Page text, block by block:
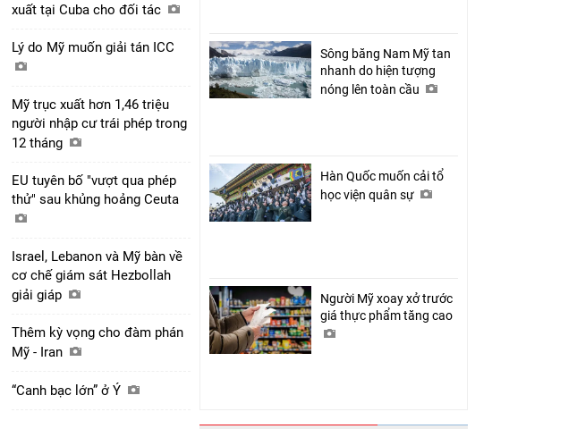
xuất tại Cuba cho đối tác
Lý do Mỹ muốn giải tán ICC
Mỹ trục xuất hơn 1,46 triệu
người nhập cư trái phép trong
12 tháng
EU tuyên bố "vượt qua phép
thử" sau khủng hoảng Ceuta
Israel, Lebanon và Mỹ bàn về
cơ chế giám sát Hezbollah
giải giáp
Thêm kỳ vọng cho đàm phán
Mỹ - Iran
“Canh bạc lớn” ở Ý
Sông băng Nam Mỹ tan
nhanh do hiện tượng
nóng lên toàn cầu
Hàn Quốc muốn cải tổ
học viện quân sự
Người Mỹ xoay xở trước
giá thực phẩm tăng cao